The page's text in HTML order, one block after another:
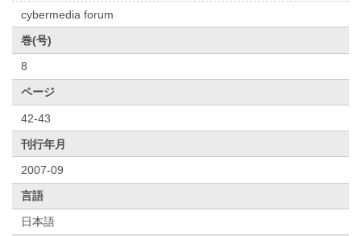
cybermedia forum
巻(号)
8
ページ
42-43
刊行年月
2007-09
言語
日本語